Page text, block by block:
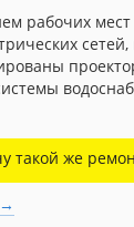
рабочих
такой же